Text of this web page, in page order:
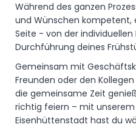
Während des ganzen
und Wünschen kompetent,
Seite - von der individuellen
Durchführung deines
Gemeinsam mit
Freunden oder den
die gemeinsame Zeit
richtig feiern – mit unserem
Eisenhüttenstadt hast du